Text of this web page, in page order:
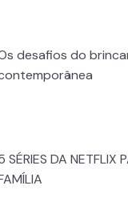
desafios do
SÉRIES DA NETFLIX